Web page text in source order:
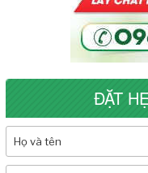
ĐẶT